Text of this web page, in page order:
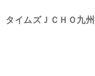
タイムズＪＣＨＯ九